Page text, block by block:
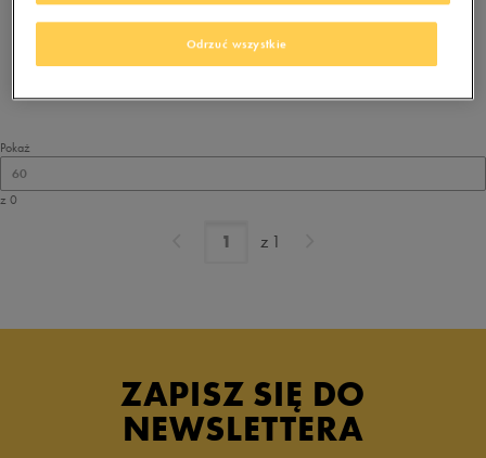
Zmień kryteria wyszukiwania lub
usuń wybrane filtry
Pokaż
60
z 0
z 1
ZAPISZ SIĘ DO
NEWSLETTERA
Odrzuć wszystkie